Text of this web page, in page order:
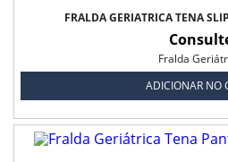
FRALDA GERIÁTRICA TENA
Fralda
ADICIONAR NO